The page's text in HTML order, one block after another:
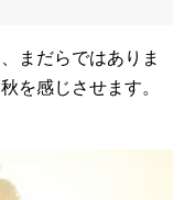
まだらではありま
を感じさせます。